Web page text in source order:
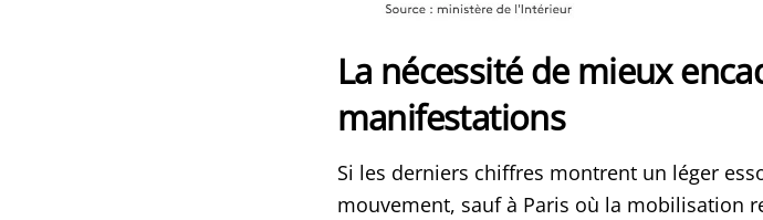
La nécessité de mieux
manifestations
Si les derniers chiffres montrent un léger
mouvement, sauf à Paris où la mobilisation